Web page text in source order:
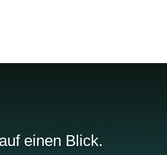
einen Blick.